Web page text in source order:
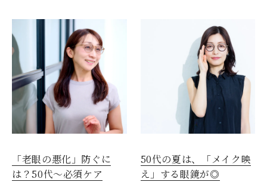
「老眼の悪化」防ぐに
は？50代～必須ケア
50代の夏は、「メイク映
え」する眼鏡が◎
閉じる